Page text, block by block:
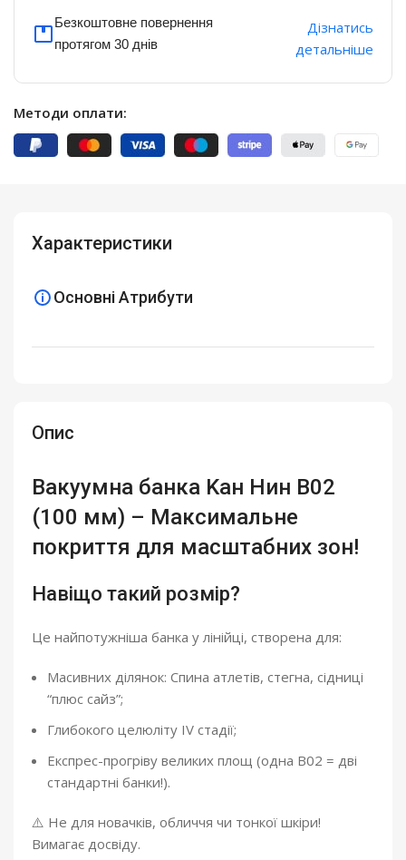
Безкоштовне повернення
протягом 30 днів
Дізнатись
детальніше
Методи оплати:
Опис
Вакуумна банка Kан Нин B02
(100 мм) – Максимальне
покриття для масштабних зон!
Навіщо такий розмір?
Це найпотужніша банка у лінійці, створена для:
Масивних ділянок: Спина атлетів, стегна, сідниці
“плюс сайз”;
Глибокого целюліту IV стадії;
Експрес-прогріву великих площ (одна B02 = дві
стандартні банки!).
⚠️ Не для новачків, обличчя чи тонкої шкіри!
Вимагає досвіду.
Характеристики
Основні Атрибути